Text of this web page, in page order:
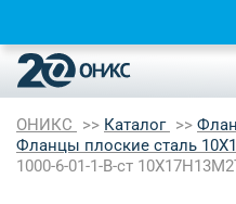
ОНИКС Каталог
Фланцы плоские сталь
1000-6-01-1-B-ст